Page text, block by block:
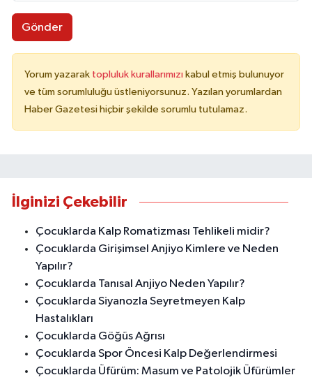
Gönder
Yorum yazarak topluluk kurallarımızı kabul etmiş bulunuyor
ve tüm sorumluluğu üstleniyorsunuz. Yazılan yorumlardan
Haber Gazetesi hiçbir şekilde sorumlu tutulamaz.
İlginizi Çekebilir
Çocuklarda Kalp Romatizması Tehlikeli midir?
Çocuklarda Girişimsel Anjiyo Kimlere ve Neden
Yapılır?
Çocuklarda Tanısal Anjiyo Neden Yapılır?
Çocuklarda Siyanozla Seyretmeyen Kalp
Hastalıkları
Çocuklarda Göğüs Ağrısı
Çocuklarda Spor Öncesi Kalp Değerlendirmesi
Çocuklarda Üfürüm: Masum ve Patolojik Üfürümler